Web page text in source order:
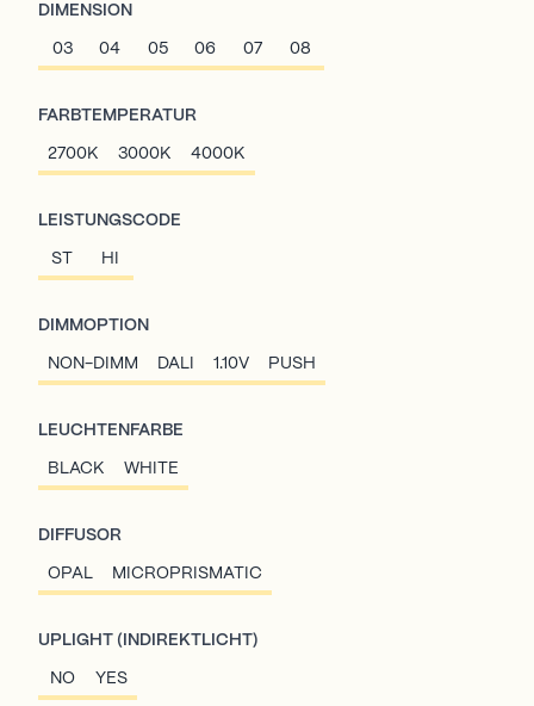
DIMENSION
03 04 05 06 07 08
FARBTEMPERATUR
2700K 3000K 4000K
LEISTUNGSCODE
ST HI
DIMMOPTION
NON-DIMM DALI 1.10V PUSH
LEUCHTENFARBE
BLACK WHITE
DIFFUSOR
OPAL MICROPRISMATIC
UPLIGHT (INDIREKTLICHT)
NO YES